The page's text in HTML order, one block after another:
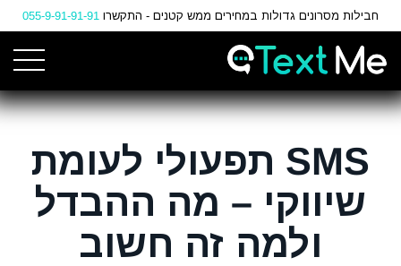
Skip
to
Content
חבילות מסרונים גדולות במחירים ממש קטנים - התקשרו 055-9-91-91-91
SMS תפעולי לעומת
שיווקי – מה ההבדל
ולמה זה חשוב